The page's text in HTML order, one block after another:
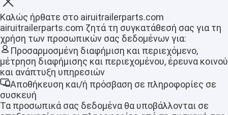
Πιό μη απασχόλησης πλήμνες ρυμουλκών
Στάσεις του Jack ρυμουλκών
Άξονες αξόνων ρυμουλκών
Αναστολή ανοίξεων ρυμουλκών
Καλώς ήρθατε στο airuitrailerparts.com
airuitrailerparts.com ζητά τη συγκατάθεσή σας για τη
χρήση των προσωπικών σας δεδομένων για:
Προσαρμοσμένη διαφήμιση και περιεχόμενο,
μέτρηση διαφήμισης και περιεχομένου, έρευνα κοινού
και ανάπτυξη υπηρεσιών
Αποθήκευση και/ή πρόσβαση σε πληροφορίες σε
συσκευή
Τα προσωπικά σας δεδομένα θα υποβάλλονται σε